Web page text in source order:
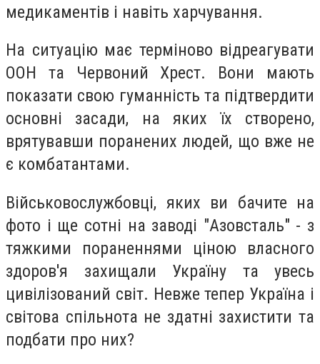
медикаментів і навіть харчування.
На ситуацію має терміново відреагувати
ООН та Червоний Хрест. Вони мають
показати свою гуманність та підтвердити
основні засади, на яких їх створено,
врятувавши поранених людей, що вже не
є комбатантами.
Військовослужбовці, яких ви бачите на
фото і ще сотні на заводі "Азовсталь" - з
тяжкими пораненнями ціною власного
здоров'я захищали Україну та увесь
цивілізований світ. Невже тепер Україна і
світова спільнота не здатні захистити та
подбати про них?